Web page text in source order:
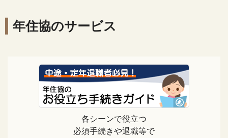
年住協のサービス
各シーンで役立つ
必須手続きや退職等で